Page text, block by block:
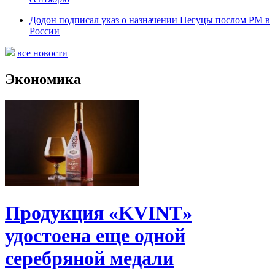
Додон подписал указ о назначении Негуцы послом РМ в
России
все новости
Экономика
Продукция «KVINT»
удостоена еще одной
серебряной медали